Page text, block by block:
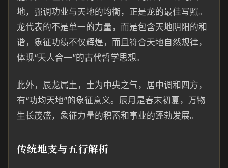
地，强调功业与天地的均衡，正是龙的最佳写照。
龙代表的不是单一的力量，而是包含天地阴阳的和
谐，象征功绩不仅辉煌，而且符合天地自然规律，
体现“天人合一”的古代哲学思想。
此外，辰龙属土，土为中央之气，居中调和四方，
有“功均天地”的象征意义。辰月是春末初夏，万物
生长茂盛，象征力量的积蓄和事业的蓬勃发展。
传统地支与五行解析